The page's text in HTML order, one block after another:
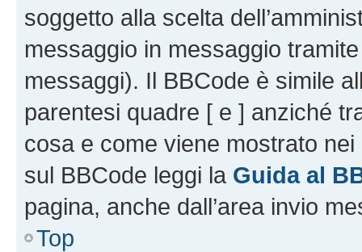
soggetto alla scelta
messaggio in messaggio
messaggi). Il BBCode è simile
parentesi quadre [ e ] anziché
cosa e come viene mostrato
sul BBCode leggi la Guida al
pagina, anche dall’area invio
Top